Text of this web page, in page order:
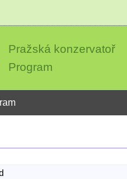
Pražská konzervatoř
Program